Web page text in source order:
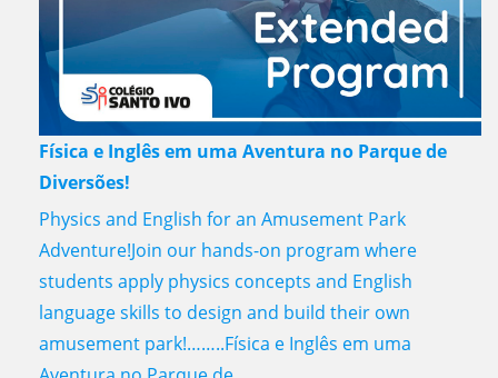
Física e Inglês em uma Aventura no Parque de
Diversões!
Physics and English for an Amusement Park
Adventure!Join our hands-on program where
students apply physics concepts and English
language skills to design and build their own
amusement park!……..Física e Inglês em uma